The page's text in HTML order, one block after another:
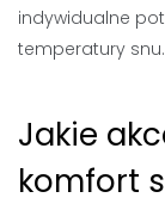
indywidualne
temperatury snu.
Jakie
komfort